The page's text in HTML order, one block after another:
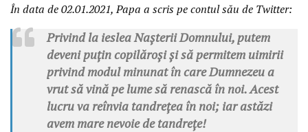
În data de02.01.2021, Papa a scris pe contul său de Twitter:
Privind la ieslea Nașterii Domnului, putem
deveni puțin copilăroși și să permitem uimirii
privind modul minunat în care Dumnezeu a
vrut să vină pe lume să renască în noi. Acest
lucru va reînvia tandrețea în noi; iar astăzi
avem mare nevoie de tandrețe!